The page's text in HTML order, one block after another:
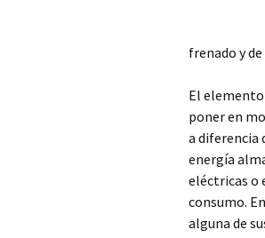
frenado y
El
poner en
a diferencia
energía
eléctricas o
consumo.
alguna de